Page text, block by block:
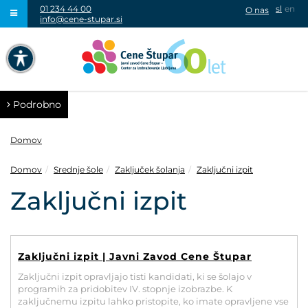
NAVIGACIJA PREKO TIPKOVNICE
01 234 44 00
info@cene-stupar.si
sl en
O nas
Podrobno
Domov
Domov Srednje šole Zaključek šolanja Zaključni izpit
Zaključni izpit
Zaključni izpit | Javni Zavod Cene Štupar
Zaključni izpit opravljajo tisti kandidati, ki se šolajo v
programih za pridobitev IV. stopnje izobrazbe. K
zaključnemu izpitu lahko pristopite, ko imate opravljene vse